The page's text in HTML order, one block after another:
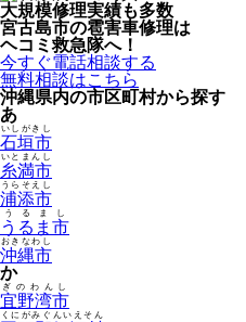
大規模修理実績も多数
宮古島市の雹害車修理は
ヘコミ救急隊へ！
今すぐ電話相談する
無料相談はこちら
沖縄県内の市区町村から探す
あ
石垣市
いしがきし
糸満市
いとまんし
浦添市
うらそえし
うるま市
うるまし
沖縄市
おきなわし
か
宜野湾市
ぎのわんし
くにがみぐんいえそん